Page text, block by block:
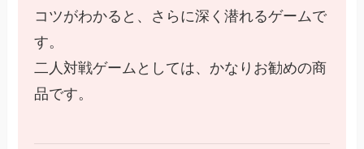
コツがわかると、さらに深く潜れるゲームで
す。
二人対戦ゲームとしては、かなりお勧めの商
品です。